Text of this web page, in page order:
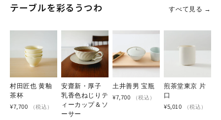
テーブルを彩るうつわ すべて見る →
村田匠也 黄釉
茶杯
¥7,700
（税込）
安齋新・厚子
乳香色ねじりテ
ィーカップ＆ソ
ーサー
土井善男 宝瓶
¥7,700
（税込）
煎茶堂東京 片
口
¥5,010
（税込）